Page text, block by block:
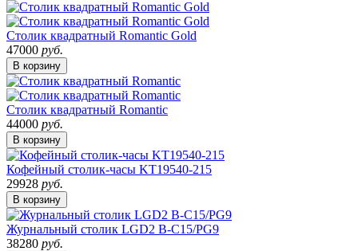
Столик квадратный Romantic Gold
47000 руб.
В корзину
Cтолик квадратный Romantic
44000 руб.
В корзину
Кофейный столик-часы KT19540-215
29928 руб.
В корзину
Журнальный столик LGD2 B-C15/PG9
38280 руб.